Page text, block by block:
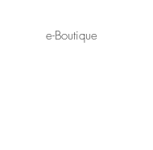
e-Boutique